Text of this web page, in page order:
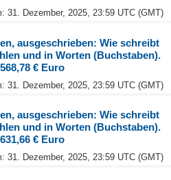
31. Dezember, 2025, 23:59 UTC (GMT)
ausgeschrieben: Wie schreibt
und in Worten (Buchstaben).
€ Euro
31. Dezember, 2025, 23:59 UTC (GMT)
ausgeschrieben: Wie schreibt
und in Worten (Buchstaben).
€ Euro
31. Dezember, 2025, 23:59 UTC (GMT)